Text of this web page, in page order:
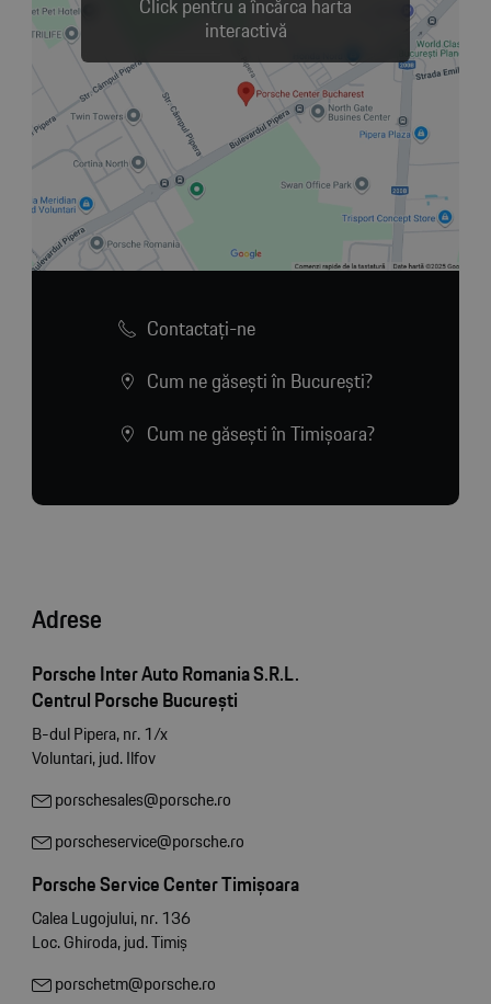
Click pentru a încărca harta
interactivă
Contactaţi-ne
Cum ne găsești în București?
Cum ne găsești în Timișoara?
Adrese
Porsche Inter Auto Romania S.R.L.
Centrul Porsche București
B-dul Pipera, nr. 1/x
Voluntari, jud. Ilfov
porschesales@porsche.ro
porscheservice@porsche.ro
Porsche Service Center Timișoara
Calea Lugojului, nr. 136
Loc. Ghiroda, jud. Timiș
porschetm@porsche.ro